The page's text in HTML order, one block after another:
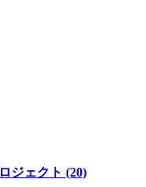
ジェクト (20)